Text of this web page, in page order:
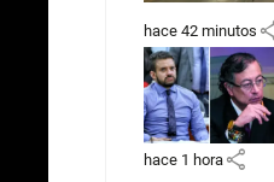
hace 42 minutos
hace 1 hora share